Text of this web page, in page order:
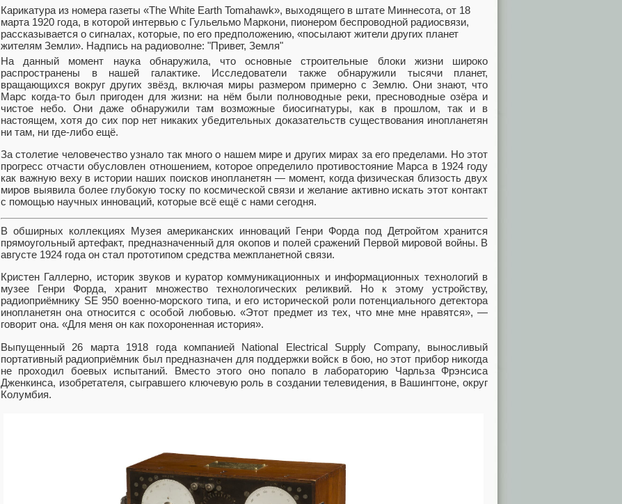
Карикатура из номера газеты «The White Earth Tomahawk», выходящего в штате Миннесота, от 18
марта 1920 года, в которой интервью с Гульельмо Маркони, пионером беспроводной радиосвязи,
рассказывается о сигналах, которые, по его предположению, «посылают жители других планет
жителям Земли». Надпись на радиоволне: "Привет, Земля"
На данный момент наука обнаружила, что основные строительные блоки жизни широко
распространены в нашей галактике. Исследователи также обнаружили тысячи планет,
вращающихся вокруг других звёзд, включая миры размером примерно с Землю. Они знают, что
Марс когда-то был пригоден для жизни: на нём были полноводные реки, пресноводные озёра и
чистое небо. Они даже обнаружили там возможные биосигнатуры, как в прошлом, так и в
настоящем, хотя до сих пор нет никаких убедительных доказательств существования инопланетян
ни там, ни где-либо ещё.
За столетие человечество узнало так много о нашем мире и других мирах за его пределами. Но этот
прогресс отчасти обусловлен отношением, которое определило противостояние Марса в 1924 году
как важную веху в истории наших поисков инопланетян — момент, когда физическая близость двух
миров выявила более глубокую тоску по космической связи и желание активно искать этот контакт
с помощью научных инноваций, которые всё ещё с нами сегодня.
В обширных коллекциях Музея американских инноваций Генри Форда под Детройтом хранится
прямоугольный артефакт, предназначенный для окопов и полей сражений Первой мировой войны. В
августе 1924 года он стал прототипом средства межпланетной связи.
Кристен Галлерно, историк звуков и куратор коммуникационных и информационных технологий в
музее Генри Форда, хранит множество технологических реликвий. Но к этому устройству,
радиоприёмнику SE 950 военно-морского типа, и его исторической роли потенциального детектора
инопланетян она относится с особой любовью. «Этот предмет из тех, что мне мне нравятся», —
говорит она. «Для меня он как похороненная история».
Выпущенный 26 марта 1918 года компанией National Electrical Supply Company, выносливый
портативный радиоприёмник был предназначен для поддержки войск в бою, но этот прибор никогда
не проходил боевых испытаний. Вместо этого оно попало в лабораторию Чарльза Фрэнсиса
Дженкинса, изобретателя, сыгравшего ключевую роль в создании телевидения, в Вашингтоне, округ
Колумбия.